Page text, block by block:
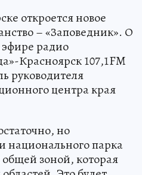
откроется новое
– «Заповедник». О
радио
Красноярск 107,1FM
руководителя
центра края
но
национального парка
зоной, которая